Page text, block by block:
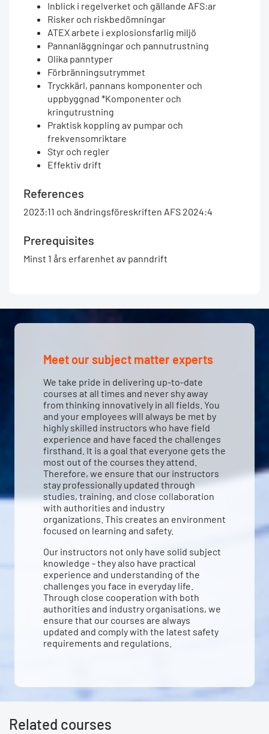
Inblick i regelverket och gällande AFS:ar
Risker och riskbedömningar
ATEX arbete i explosionsfarlig miljö
Pannanläggningar och pannutrustning
Olika panntyper
Förbränningsutrymmet
Tryckkärl, pannans komponenter och
uppbyggnad *Komponenter och
kringutrustning
Praktisk koppling av pumpar och
frekvensomriktare
Styr och regler
Effektiv drift
References
2023:11 och ändringsföreskriften AFS 2024:4
Prerequisites
Minst 1 års erfarenhet av panndrift
Meet our subject matter experts
We take pride in delivering up-to-date
courses at all times and never shy away
from thinking innovatively in all fields. You
and your employees will always be met by
highly skilled instructors who have field
experience and have faced the challenges
firsthand. It is a goal that everyone gets the
most out of the courses they attend.
Therefore, we ensure that our instructors
stay professionally updated through
studies, training, and close collaboration
with authorities and industry
organizations. This creates an environment
focused on learning and safety.
Our instructors not only have solid subject
knowledge - they also have practical
experience and understanding of the
challenges you face in everyday life.
Through close cooperation with both
authorities and industry organisations, we
ensure that our courses are always
updated and comply with the latest safety
requirements and regulations.
Related courses